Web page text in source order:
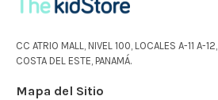
CC ATRIO MALL, NIVEL 100, LOCALES A-11 A-12,
COSTA DEL ESTE, PANAMÁ.
Mapa del Sitio